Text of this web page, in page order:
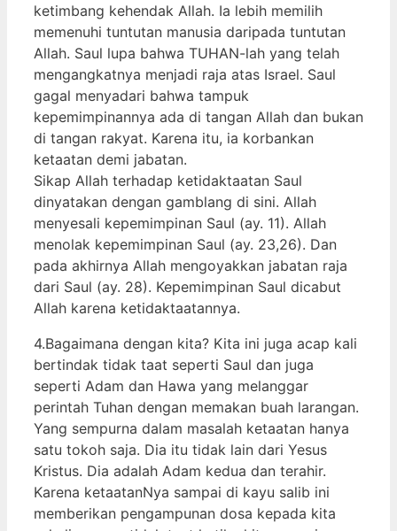
ketimbang kehendak Allah. Ia lebih memilih
memenuhi tuntutan manusia daripada tuntutan
Allah. Saul lupa bahwa TUHAN-lah yang telah
mengangkatnya menjadi raja atas Israel. Saul
gagal menyadari bahwa tampuk
kepemimpinannya ada di tangan Allah dan bukan
di tangan rakyat. Karena itu, ia korbankan
ketaatan demi jabatan.
Sikap Allah terhadap ketidaktaatan Saul
dinyatakan dengan gamblang di sini. Allah
menyesali kepemimpinan Saul (ay. 11). Allah
menolak kepemimpinan Saul (ay. 23,26). Dan
pada akhirnya Allah mengoyakkan jabatan raja
dari Saul (ay. 28). Kepemimpinan Saul dicabut
Allah karena ketidaktaatannya.
4.Bagaimana dengan kita? Kita ini juga acap kali
bertindak tidak taat seperti Saul dan juga
seperti Adam dan Hawa yang melanggar
perintah Tuhan dengan memakan buah larangan.
Yang sempurna dalam masalah ketaatan hanya
satu tokoh saja. Dia itu tidak lain dari Yesus
Kristus. Dia adalah Adam kedua dan terahir.
Karena ketaatanNya sampai di kayu salib ini
memberikan pengampunan dosa kepada kita